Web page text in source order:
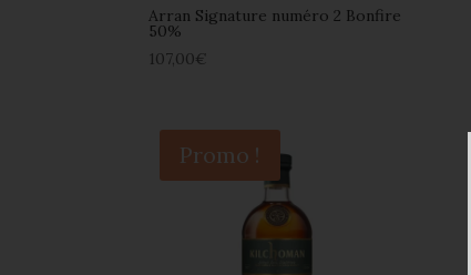
Arran Signature numéro 2 Bonfire
50%
107,00€
Promo !